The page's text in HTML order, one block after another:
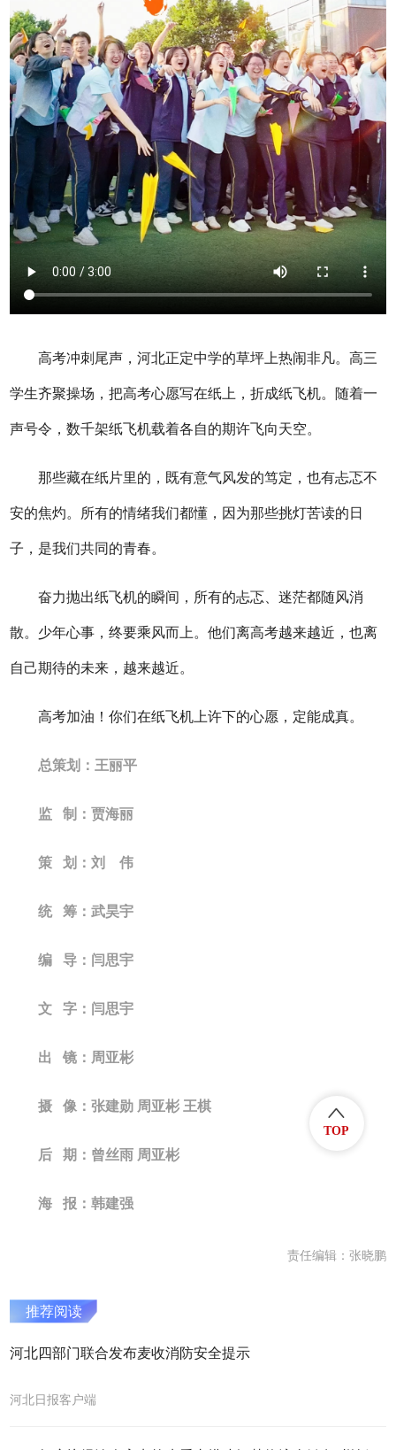
高考冲刺尾声，河北正定中学的草坪上热闹非凡。高三
学生齐聚操场，把高考心愿写在纸上，折成纸飞机。随着一
声号令，数千架纸飞机载着各自的期许飞向天空。
那些藏在纸片里的，既有意气风发的笃定，也有忐忑不
安的焦灼。所有的情绪我们都懂，因为那些挑灯苦读的日
子，是我们共同的青春。
奋力抛出纸飞机的瞬间，所有的忐忑、迷茫都随风消
散。少年心事，终要乘风而上。他们离高考越来越近，也离
自己期待的未来，越来越近。
高考加油！你们在纸飞机上许下的心愿，定能成真。
总策划：王丽平
监 制：贾海丽
策 划：刘 伟
统 筹：武昊宇
编 导：闫思宇
文 字：闫思宇
出 镜：周亚彬
摄 像：张建勋 周亚彬 王棋
后 期：曾丝雨 周亚彬
海 报：韩建强
责任编辑：张晓鹏
推荐阅读
河北四部门联合发布麦收消防安全提示
河北日报客户端
TOP